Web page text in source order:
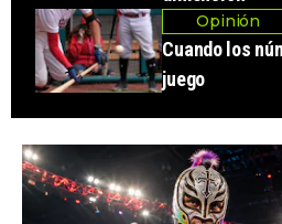
Opinión
Cuando los
juego